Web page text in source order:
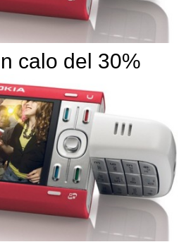
calo del 30%